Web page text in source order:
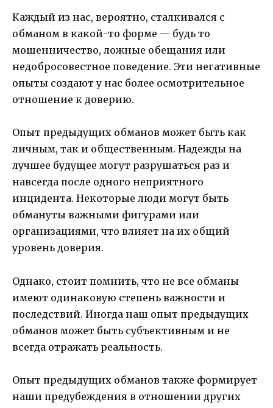
Каждый из нас, вероятно, сталкивался с
обманом в какой-то форме — будь то
мошенничество, ложные обещания или
недобросовестное поведение. Эти негативные
опыты создают у нас более осмотрительное
отношение к доверию.
Опыт предыдущих обманов может быть как
личным, так и общественным. Надежды на
лучшее будущее могут разрушаться раз и
навсегда после одного неприятного
инцидента. Некоторые люди могут быть
обмануты важными фигурами или
организациями, что влияет на их общий
уровень доверия.
Однако, стоит помнить, что не все обманы
имеют одинаковую степень важности и
последствий. Иногда наш опыт предыдущих
обманов может быть субъективным и не
всегда отражать реальность.
Опыт предыдущих обманов также формирует
наши предубеждения в отношении других